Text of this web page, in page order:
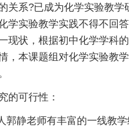
关系?已成为化学实验教学
学实验教学实践不得不回
现状，根据初中化学学科
，本课题组对化学实验教
可行性：
静老师有丰富的一线教学